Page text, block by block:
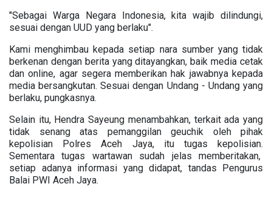
"Sebagai Warga Negara Indonesia, kita wajib dilindungi,
sesuai dengan UUD yang berlaku".
Kami menghimbau kepada setiap nara sumber yang tidak
berkenan dengan berita yang ditayangkan, baik media cetak
dan online, agar segera memberikan hak jawabnya kepada
media bersangkutan. Sesuai dengan Undang - Undang yang
berlaku, pungkasnya.
Selain itu, Hendra Sayeung menambahkan, terkait ada yang
tidak senang atas pemanggilan geuchik oleh pihak
kepolisian Polres Aceh Jaya, itu tugas kepolisian.
Sementara tugas wartawan sudah jelas memberitakan,
setiap adanya informasi yang didapat, tandas Pengurus
Balai PWI Aceh Jaya.